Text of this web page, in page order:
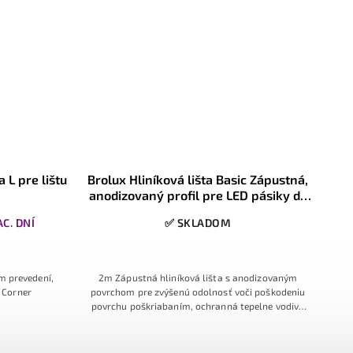
lišty Satén, 1m,
Satén s jemne oblým
rozptyl svetla a
vzhľad. Matné
Brolux Koncová krytka pre rohovú
Satén, 1ks
✅ SKLADOM
Koncový kryt pre rohovú hliníkovú lištu Satén,
prevedenie bez otvoru